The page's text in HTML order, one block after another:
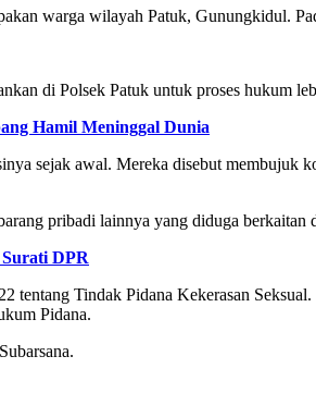
warga wilayah Patuk, Gunungkidul.
di Polsek Patuk untuk proses hukum
Hamil Meninggal Dunia
sejak awal. Mereka disebut membujuk
pribadi lainnya yang diduga berkaitan
DPR
Tindak Pidana Kekerasan
Pidana.